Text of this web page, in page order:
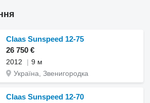
Claas Sunspeed 12-75
26 750 €
2012
9 м
Україна, Звенигородка
Claas Sunspeed 12-70